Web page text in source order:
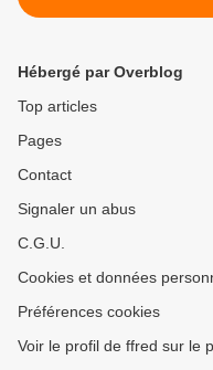
Hébergé par Overblog
Top articles
Pages
Contact
Signaler un abus
C.G.U.
Cookies et données
Préférences cookies
Voir le profil de ffred sur le